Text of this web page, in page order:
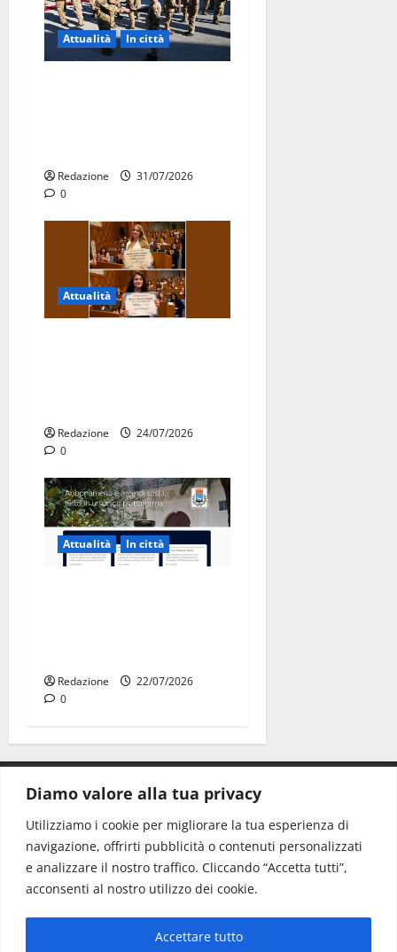
Diamo valore alla tua privacy
Utilizziamo i cookie per migliorare la tua esperienza di
navigazione, offrirti pubblicità o contenuti personalizzati
e analizzare il nostro traffico. Cliccando “Accetta tutti”,
acconsenti al nostro utilizzo dei cookie.
Accettare tutto
Attualità In città
Redazione
31/07/2026
0
Attualità
Redazione
24/07/2026
0
Attualità In città
Redazione
22/07/2026
0
CONTATTI.
Redazione: redazione@www.martinasera.it
Direttore:direttore@www.martinasera.it
Info & Commerciale:info@www.martinasera.it